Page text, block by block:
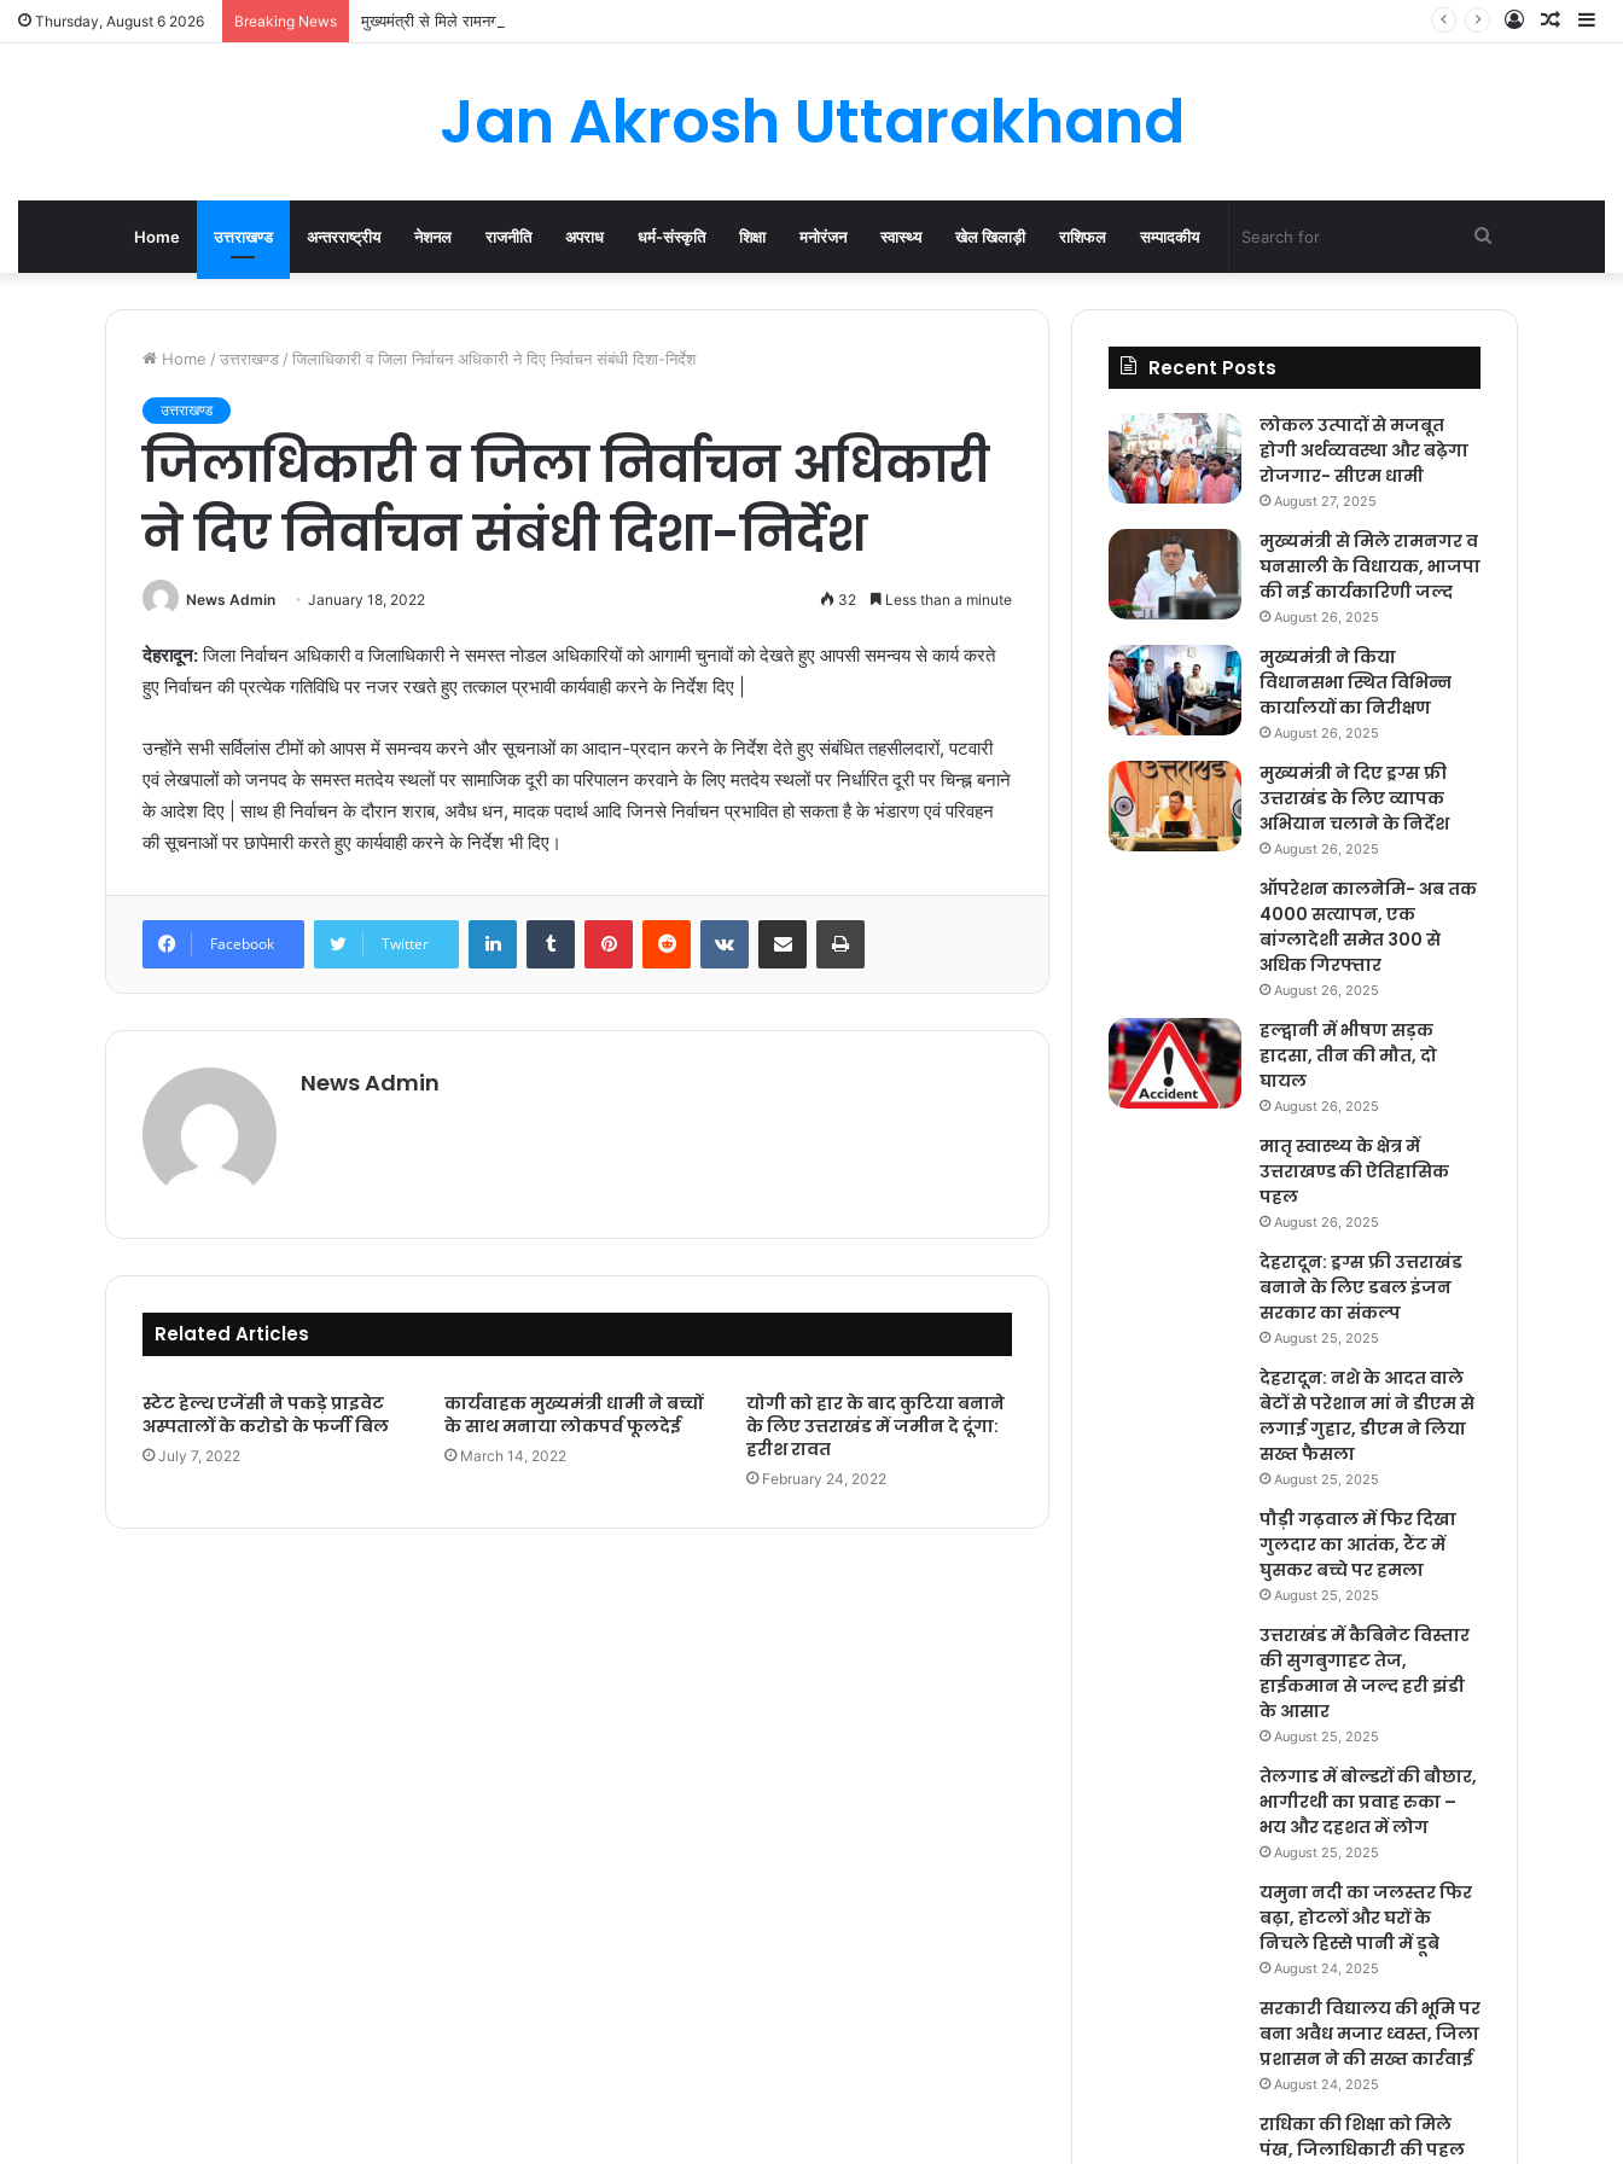
Thursday, August 6 2026 Breaking News मुख्यमंत्री से मिले रामनगर व घनसाली के विधायक, भाजपा की नई कार्यकारिणी जल्द
Log
Jan Akrosh Uttarakhand
Home उत्तराखण्ड अन्तरराष्ट्रीय नेशनल राजनीति अपराध धर्म-संस्कृति शिक्षा मनोरंजन स्वास्थ्य खेल खिलाड़ी राशिफल सम्पादकीय Search
for
Home / उत्तराखण्ड / जिलाधिकारी व जिला निर्वाचन अधिकारी ने दिए निर्वाचन संबंधी दिशा-निर्देश
उत्तराखण्ड
जिलाधिकारी व जिला निर्वाचन अधिकारी
ने दिए निर्वाचन संबंधी दिशा-निर्देश
News Admin January 18, 2022 32 Less than a minute
देहरादून:जिला निर्वाचन अधिकारी व जिलाधिकारी ने समस्त नोडल अधिकारियों को आगामी चुनावों को देखते हुए आपसी समन्वय से कार्य करते
हुए निर्वाचन की प्रत्येक गतिविधि पर नजर रखते हुए तत्काल प्रभावी कार्यवाही करने के निर्देश दिए |
उन्होंने सभी सर्विलांस टीमों को आपस में समन्वय करने और सूचनाओं का आदान-प्रदान करने के निर्देश देते हुए संबंधित तहसीलदारों, पटवारी
एवं लेखपालों को जनपद के समस्त मतदेय स्थलों पर सामाजिक दूरी का परिपालन करवाने के लिए मतदेय स्थलों पर निर्धारित दूरी पर चिन्ह्न बनाने
के आदेश दिए | साथ ही निर्वाचन के दौरान शराब, अवैध धन, मादक पदार्थ आदि जिनसे निर्वाचन प्रभावित हो सकता है के भंडारण एवं परिवहन
की सूचनाओं पर छापेमारी करते हुए कार्यवाही करने के निर्देश भी दिए।
Facebook Twitter
LinkedInTumblr PinterestReddit VKontakteShare via Email Print
News Admin
Related Articles
स्टेट हेल्थ एजेंसी ने पकड़े प्राइवेट
अस्पतालों के करोडो के फर्जी बिल
July 7, 2022
कार्यवाहक मुख्यमंत्री धामी ने बच्चों
के साथ मनाया लोकपर्व फूलदेई
March 14, 2022
योगी को हार के बाद कुटिया बनाने
के लिए उत्तराखंड में जमीन दे दूंगा:
हरीश रावत
February 24, 2022
Recent Posts
लोकल उत्पादों से मजबूत
होगी अर्थव्यवस्था और बढ़ेगा
रोजगार- सीएम धामी
August 27, 2025
मुख्यमंत्री से मिले रामनगर व
घनसाली के विधायक, भाजपा
की नई कार्यकारिणी जल्द
August 26, 2025
मुख्यमंत्री ने किया
विधानसभा स्थित विभिन्न
कार्यालयों का निरीक्षण
August 26, 2025
मुख्यमंत्री ने दिए ड्रग्स फ्री
उत्तराखंड के लिए व्यापक
अभियान चलाने के निर्देश
August 26, 2025
ऑपरेशन कालनेमि- अब तक
4000 सत्यापन, एक
बांग्लादेशी समेत 300 से
अधिक गिरफ्तार
August 26, 2025
हल्द्वानी में भीषण सड़क
हादसा, तीन की मौत, दो
घायल
August 26, 2025
मातृ स्वास्थ्य के क्षेत्र में
उत्तराखण्ड की ऐतिहासिक
पहल
August 26, 2025
देहरादून: ड्रग्स फ्री उत्तराखंड
बनाने के लिए डबल इंजन
सरकार का संकल्प
August 25, 2025
देहरादून: नशे के आदत वाले
बेटों से परेशान मां ने डीएम से
लगाई गुहार, डीएम ने लिया
सख्त फैसला
August 25, 2025
पौड़ी गढ़वाल में फिर दिखा
गुलदार का आतंक, टैंट में
घुसकर बच्चे पर हमला
August 25, 2025
उत्तराखंड में कैबिनेट विस्तार
की सुगबुगाहट तेज,
हाईकमान से जल्द हरी झंडी
के आसार
August 25, 2025
तेलगाड में बोल्डरों की बौछार,
भागीरथी का प्रवाह रुका –
भय और दहशत में लोग
August 25, 2025
यमुना नदी का जलस्तर फिर
बढ़ा, होटलों और घरों के
निचले हिस्से पानी में डूबे
August 24, 2025
सरकारी विद्यालय की भूमि पर
बना अवैध मजार ध्वस्त, जिला
प्रशासन ने की सख्त कार्रवाई
August 24, 2025
राधिका की शिक्षा को मिले
पंख, जिलाधिकारी की पहल